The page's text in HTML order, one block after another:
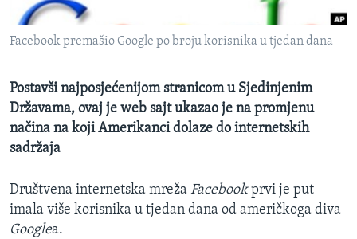
MAGAZIN
O GLASU AMERIKE
Learning English
PRATITE NAS
Jezici
Facebook premašio Google po broju korisnika u tjedan dana
Postavši najposjećenijom stranicom u Sjedinjenim
Državama, ovaj je web sajt ukazao je na promjenu
načina na koji Amerikanci dolaze do internetskih
sadržaja
Društvena internetska mreža Facebookprvi je put
imala više korisnika u tjedan dana od američkoga diva
Googlea.